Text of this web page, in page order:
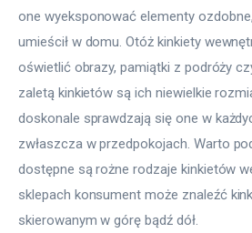
one wyeksponować elementy
umieścił w domu. Otóż kinkiety
oświetlić obrazy, pamiątki z podróży
zaletą kinkietów są ich niewielkie
doskonale sprawdzają się one w
zwłaszcza w przedpokojach. Warto
dostępne są rożne rodzaje kinkietów
sklepach konsument może znaleźć
skierowanym w górę bądź dół.